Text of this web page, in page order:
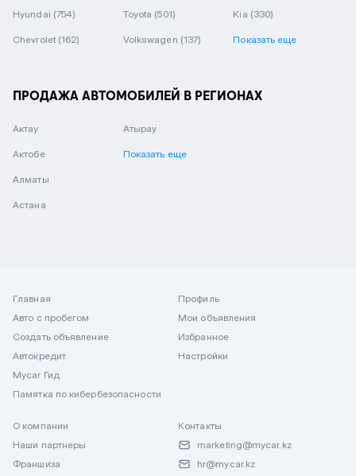
Hyundai (754) Toyota (501) Kia (330)
Chevrolet (162) Volkswagen (137) Показать еще
ПРОДАЖА АВТОМОБИЛЕЙ В РЕГИОНАХ
Актау
Актобе
Алматы
Астана
Атырау
Показать еще
Главная
Авто с пробегом
Создать объявление
Автокредит
Mycar Гид
Памятка по кибербезопасности
Профиль
Мои объявления
Избранное
Настройки
О компании
Наши партнеры
Франшиза
Контакты
marketing@mycar.kz
hr@mycar.kz